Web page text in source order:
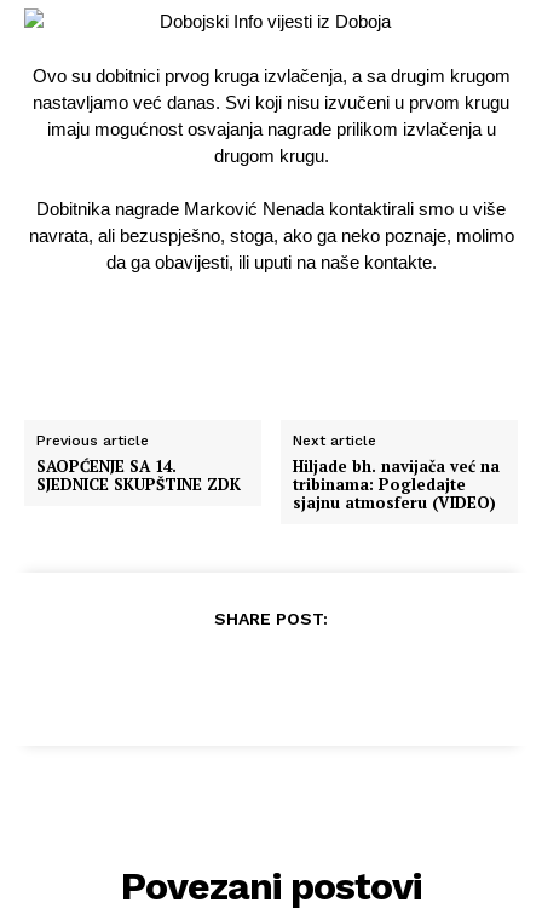
Ovo su dobitnici prvog kruga izvlačenja, a sa drugim krugom
nastavljamo već danas. Svi koji nisu izvučeni u prvom krugu
imaju mogućnost osvajanja nagrade prilikom izvlačenja u
drugom krugu.
Dobitnika nagrade Marković Nenada kontaktirali smo u više
navrata, ali bezuspješno, stoga, ako ga neko poznaje, molimo
da ga obavijesti, ili uputi na naše kontakte.
Previous article
SAOPĆENJE SA 14.
SJEDNICE SKUPŠTINE ZDK
Next article
Hiljade bh. navijača već na
tribinama: Pogledajte
sjajnu atmosferu (VIDEO)
SHARE POST:
Povezani postovi